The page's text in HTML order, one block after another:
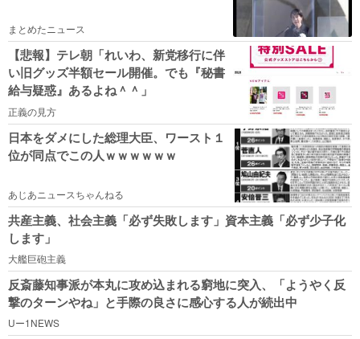
まとめたニュース
【悲報】テレ朝「れいわ、新党移行に伴
い旧グッズ半額セール開催。でも『秘書
給与疑惑』あるよね＾＾」
正義の見方
日本をダメにした総理大臣、ワースト１
位が同点でこの人ｗｗｗｗｗｗ
あじあニュースちゃんねる
共産主義、社会主義「必ず失敗します」資本主義「必ず少子化
します」
大艦巨砲主義
反斎藤知事派が本丸に攻め込まれる窮地に突入、「ようやく反
撃のターンやね」と手際の良さに感心する人が続出中
Uー1NEWS